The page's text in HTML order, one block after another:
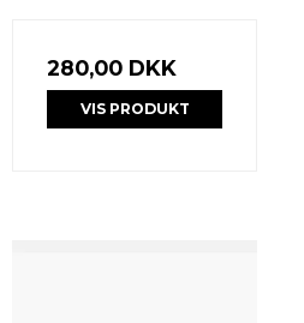
280,00 DKK
VIS PRODUKT